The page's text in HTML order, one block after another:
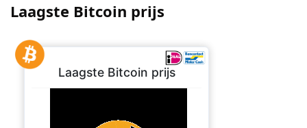
Laagste Bitcoin prijs